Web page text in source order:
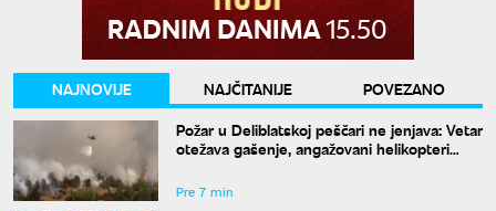
NAJNOVIJE NAJČITANIJE
POVEZANO
Požar u Deliblatskoj peščari ne jenjava: Vetar
otežava gašenje, angažovani helikopteri
Pre 7 min